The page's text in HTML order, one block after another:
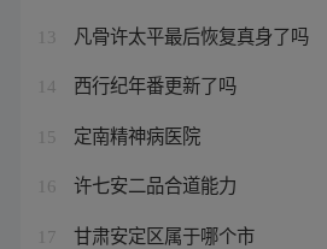
13 凡骨许太平最后恢复真身了吗
14 西行纪年番更新了吗
15 定南精神病医院
16 许七安二品合道能力
17 甘肃安定区属于哪个市